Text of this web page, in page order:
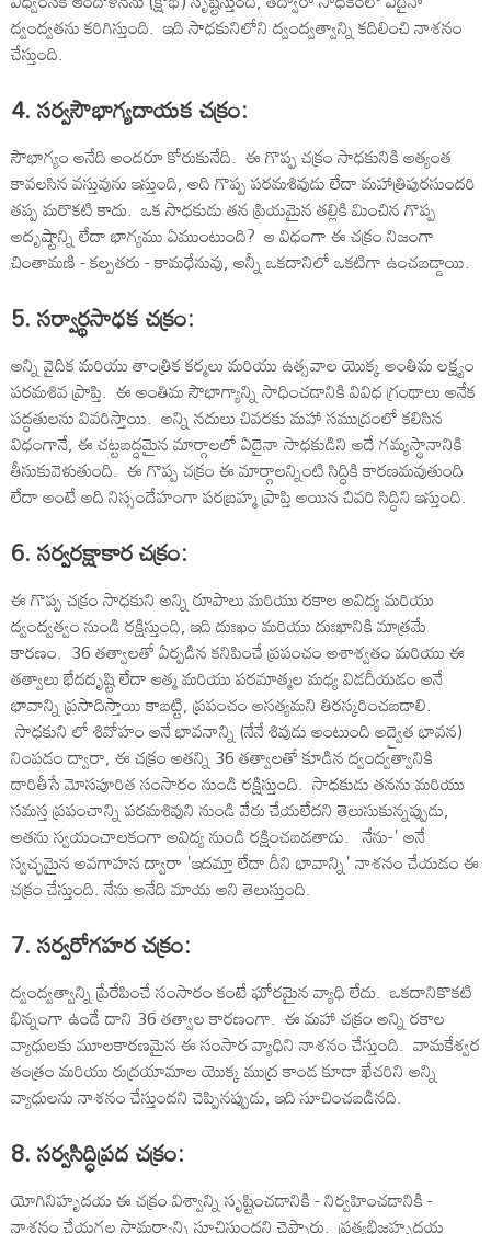
ద్వంద్వతను కరిగిస్తుంది. ఇది సాధకునిలోని ద్వంద్వత్వాన్ని కదిలించి నాశనం
చేస్తుంది.
4. సర్వసౌభాగ్యదాయక చక్రం:
సౌభాగ్యం అనేది అందరూ కోరుకునేది. ఈ గొప్ప చక్రం సాధకునికి అత్యంత
కావలసిన వస్తువును ఇస్తుంది, అది గొప్ప పరమశివుడు లేదా మహాత్రిపురసుందరి
తప్ప మరొకటి కాదు. ఒక సాధకుడు తన ప్రియమైన తల్లికి మించిన గొప్ప
అదృష్టాన్ని లేదా భాగ్యము ఏముంటుంది? ఆ విధంగా ఈ చక్రం నిజంగా
చింతామణి - కల్పతరు - కామధేనువు, అన్నీ ఒకదానిలో ఒకటిగా ఉంచబడ్డాయి.
5. సర్వార్థసాధక చక్రం:
అన్ని వైదిక మరియు తాంత్రిక కర్మలు మరియు ఉత్సవాల యొక్క అంతిమ లక్ష్యం
పరమశివ ప్రాప్తి. ఈ అంతిమ సౌభాగ్యాన్ని సాధించడానికి వివిధ గ్రంథాలు అనేక
పద్ధతులను వివరిస్తాయి. అన్ని నదులు చివరకు మహా సముద్రంలో కలిసిన
విధంగానే, ఈ చట్టబద్ధమైన మార్గాలలో ఏదైనా సాధకుడిని అదే గమ్యస్థానానికి
తీసుకువెళుతుంది. ఈ గొప్ప చక్రం ఈ మార్గాలన్నింటి సిద్ధికి కారణమవుతుంది
లేదా అంటే అది నిస్సందేహంగా పరబ్రహ్మ ప్రాప్తి అయిన చివరి సిద్ధిని ఇస్తుంది.
6. సర్వరక్షాకార చక్రం:
ఈ గొప్ప చక్రం సాధకుని అన్ని రూపాలు మరియు రకాల అవిద్య మరియు
ద్వంద్వత్వం నుండి రక్షిస్తుంది, ఇది దుఃఖం మరియు దుఃఖానికి మాత్రమే
కారణం. 36 తత్వాలతో ఏర్పడిన కనిపించే ప్రపంచం అశాశ్వతం మరియు ఈ
తత్వాలు భేదదృష్టి లేదా ఆత్మ మరియు పరమాత్మల మధ్య విడదీయడం అనే
భావాన్ని ప్రసాదిస్తాయి కాబట్టి, ప్రపంచం అసత్యమని తిరస్కరించబడాలి.
సాధకుని లో శివోహం అనే భావనాన్ని (నేనే శివుడు అంటుంది అద్వైత భావన)
నింపడం ద్వారా, ఈ చక్రం అతన్ని 36 తత్వాలతో కూడిన ద్వంద్వత్వానికి
దారితీసే మోసపూరిత సంసారం నుండి రక్షిస్తుంది. సాధకుడు తనను మరియు
సమస్త ప్రపంచాన్ని పరమశివుని నుండి వేరు చేయలేదని తెలుసుకున్నప్పుడు,
అతను స్వయంచాలకంగా అవిద్య నుండి రక్షించబడతాడు. నేను-' అనే
స్వచ్ఛమైన అవగాహన ద్వారా 'ఇదమ్తా లేదా దీని భావాన్ని' నాశనం చేయడం ఈ
చక్రం చేస్తుంది. నేను అనేది మాయ అని తెలుస్తుంది.
7. సర్వరోగహర చక్రం:
ద్వంద్వత్వాన్ని ప్రేరేపించే సంసారం కంటే ఘోరమైన వ్యాధి లేదు. ఒకదానికొకటి
భిన్నంగా ఉండే దాని 36 తత్వాల కారణంగా. ఈ మహా చక్రం అన్ని రకాల
వ్యాధులకు మూలకారణమైన ఈ సంసార వ్యాధిని నాశనం చేస్తుంది. వామకేశ్వర
తంత్రం మరియు రుద్రయామాల యొక్క ముద్ర కాండ కూడా ఖేచరిని అన్ని
వ్యాధులను నాశనం చేస్తుందని చెప్పినప్పుడు, ఇది సూచించబడినది.
8. సర్వసిద్ధిప్రద చక్రం:
యోగినిహృదయ ఈ చక్రం విశ్వాన్ని సృష్టించడానికి - నిర్వహించడానికి -
నాశనం చేయగల సామర్థ్యాన్ని సూచిస్తుందని చెప్పారు. ప్రత్యభిజ్ఞహృదయ